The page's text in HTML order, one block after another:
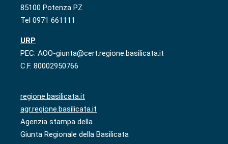
85100 Potenza PZ
Tel 0971 661111
URP
PEC: AOO-giunta@cert.regione.basilicata.it
C.F. 80002950766
regione.basilicata.it
agr.regione.basilicata.it
Agenzia stampa della
Giunta Regionale della Basilicata